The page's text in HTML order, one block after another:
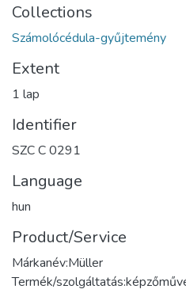
Collections
Számolócédula-gyűjtemény
Extent
1 lap
Identifier
SZC C 0291
Language
hun
Product/Service
Márkanév:Müller
Termék/